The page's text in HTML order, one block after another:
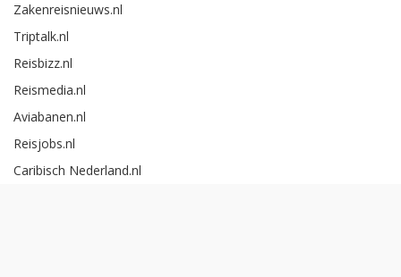
Zakenreisnieuws.nl
Triptalk.nl
Reisbizz.nl
Reismedia.nl
Aviabanen.nl
Reisjobs.nl
Caribisch Nederland.nl